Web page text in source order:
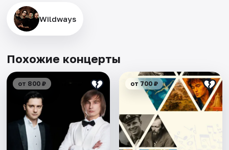
Wildways
Похожие концерты
от 800 ₽ от 700 ₽